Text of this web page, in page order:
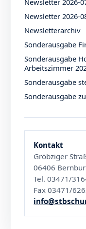
Newsletter 2026-
Newsletter 2026-
Newsletterarchiv
Sonderausgabe
Sonderausgabe
Arbeitszimmer
Sonderausgabe
Sonderausgabe
Kontakt
Gröbziger
06406
Tel. 03471/
Fax 03471/